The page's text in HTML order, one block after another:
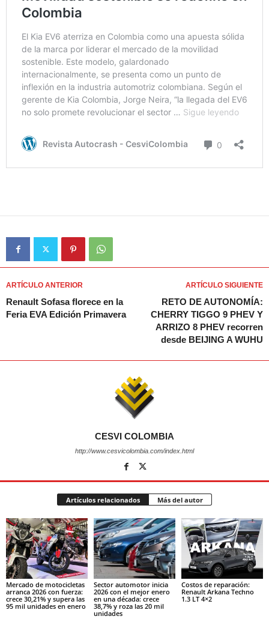
ARTÍCULO ANTERIOR
Renault Sofasa florece en la
Feria EVA Edición Primavera
ARTÍCULO SIGUIENTE
RETO DE AUTONOMÍA:
CHERRY TIGGO 9 PHEV Y
ARRIZO 8 PHEV recorren
desde BEIJING A WUHU
CESVI COLOMBIA
http://www.cesvicolombia.com/index.html
Artículos relacionados Más del autor
Mercado de motocicletas
arranca 2026 con fuerza:
crece 30,21% y supera las
95 mil unidades en enero
Sector automotor inicia
2026 con el mejor enero
en una década: crece
38,7% y roza las 20 mil
unidades
Costos de reparación:
Renault Arkana Techno
1.3 LT 4×2